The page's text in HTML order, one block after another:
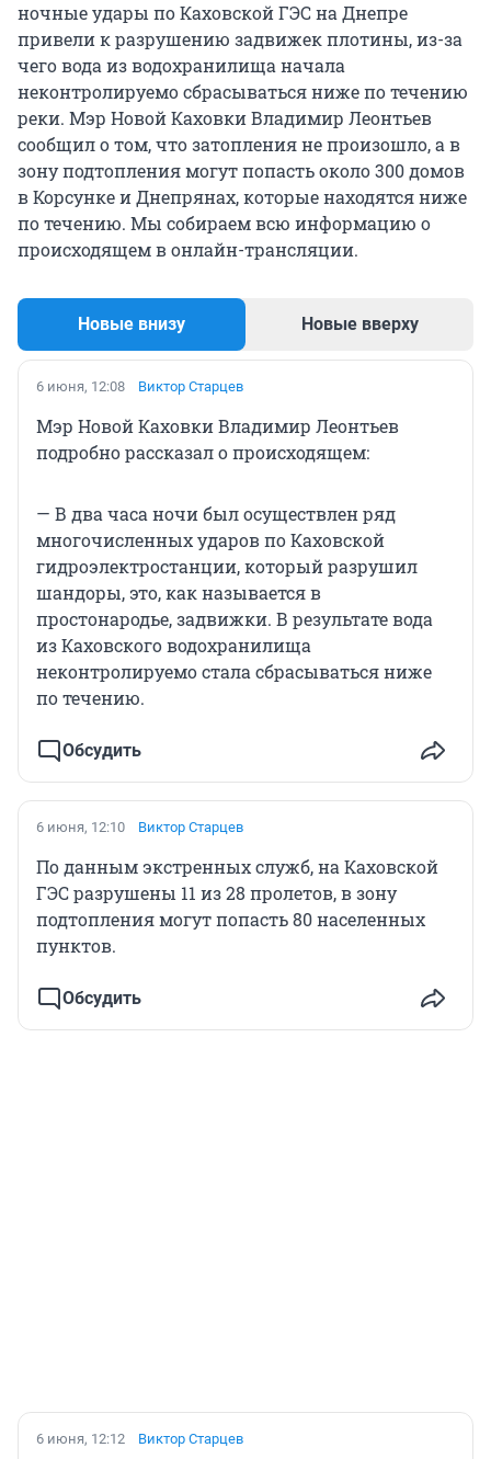
ночные удары по Каховской ГЭС на Днепре
привели к разрушению задвижек плотины, из-за
чего вода из водохранилища начала
неконтролируемо сбрасываться ниже по течению
реки. Мэр Новой Каховки Владимир Леонтьев
сообщил о том, что затопления не произошло, а в
зону подтопления могут попасть около 300 домов
в Корсунке и Днепрянах, которые находятся ниже
по течению. Мы собираем всю информацию о
происходящем в онлайн-трансляции.
Новые внизу Новые вверху
6 июня, 12:08 Виктор Старцев
Мэр Новой Каховки Владимир Леонтьев
подробно рассказал о происходящем:
— В два часа ночи был осуществлен ряд
многочисленных ударов по Каховской
гидроэлектростанции, который разрушил
шандоры, это, как называется в
простонародье, задвижки. В результате вода
из Каховского водохранилища
неконтролируемо стала сбрасываться ниже
по течению.
Обсудить
6 июня, 12:10 Виктор Старцев
По данным экстренных служб, на Каховской
ГЭС разрушены 11 из 28 пролетов, в зону
подтопления могут попасть 80 населенных
пунктов.
Обсудить
6 июня, 12:12 Виктор Старцев